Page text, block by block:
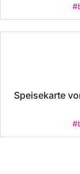
Speisekarte